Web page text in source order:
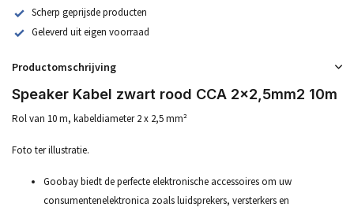
Scherp geprijsde producten
Geleverd uit eigen voorraad
Productomschrijving
Speaker Kabel zwart rood CCA 2x2,5mm2 10m
Rol van 10 m, kabeldiameter 2 x 2,5 mm²
Foto ter illustratie.
Goobay biedt de perfecte elektronische accessoires om uw
consumentenelektronica zoals luidsprekers, versterkers en